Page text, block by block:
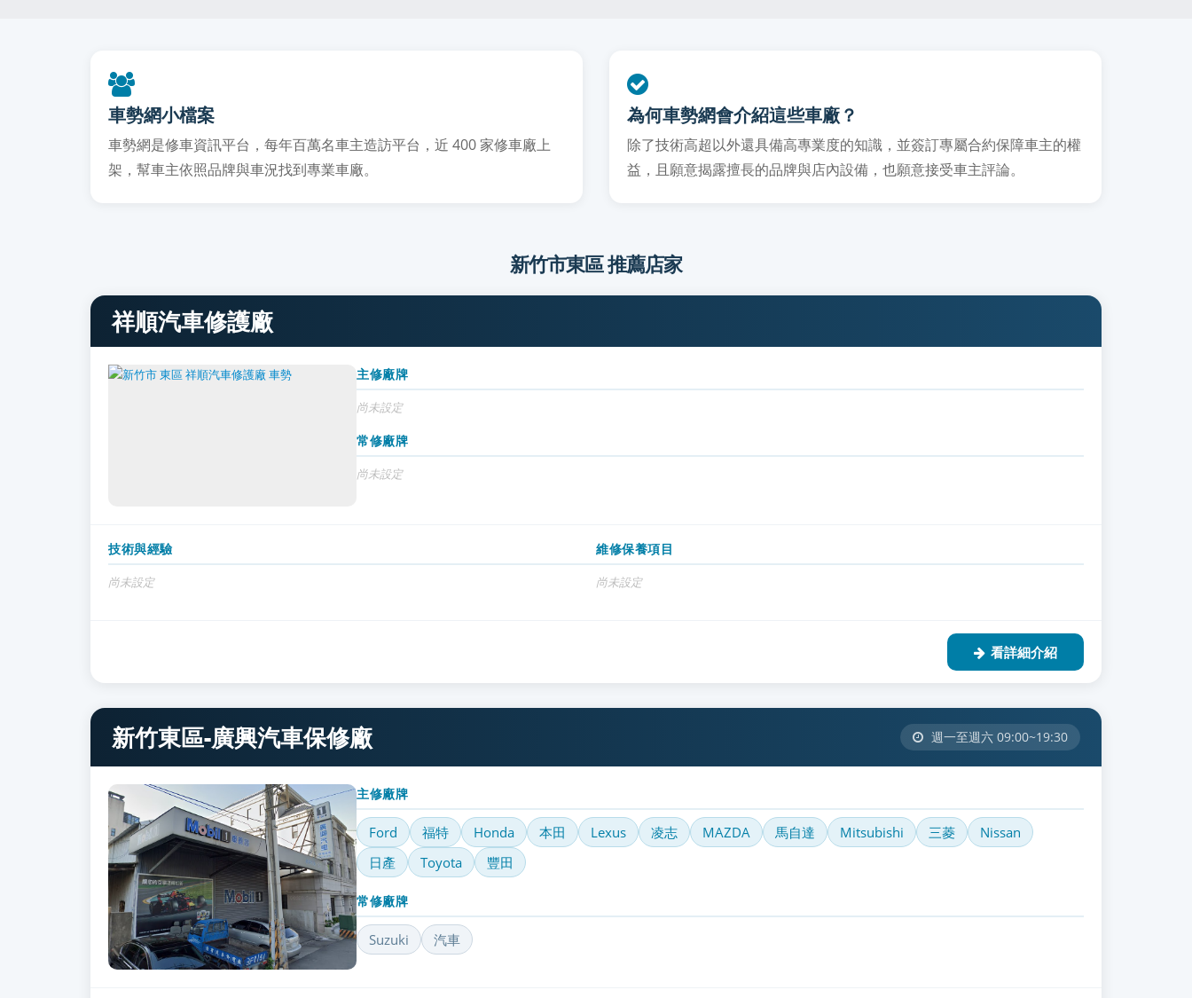
車勢網小檔案
車勢網是修車資訊平台，每年百萬名車主造訪平台，近 400 家修車廠上
架，幫車主依照品牌與車況找到專業車廠。
為何車勢網會介紹這些車廠？
除了技術高超以外還具備高專業度的知識，並簽訂專屬合約保障車主的權
益，且願意揭露擅長的品牌與店內設備，也願意接受車主評論。
新竹市東區 推薦店家
祥順汽車修護廠
主修廠牌
尚未設定
常修廠牌
尚未設定
技術與經驗
尚未設定
維修保養項目
尚未設定
看詳細介紹
新竹東區-廣興汽車保修廠 週一至週六 09:00~19:30
主修廠牌
Ford 福特 Honda 本田 Lexus 凌志 MAZDA 馬自達 Mitsubishi 三菱
Nissan
日產
Toyota 豐田
常修廠牌
Suzuki 汽車